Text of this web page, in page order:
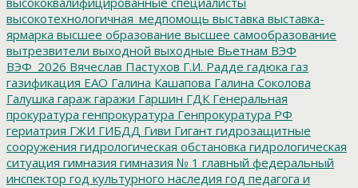
высокотехнологичная_медпомощь выставка выставка-
ярмарка высшее образование высшее самообразование
вытрезвители выходной выходные Вьетнам ВЭФ
ВЭФ_2026 Вячеслав Пастухов Г.И. Радде гадюка газ
газификация ЕАО Галина Кашапова Галина Соколова
Галушка гараж гаражи Гаршин ГДКГенеральная
прокуратура генпрокуратура Генпрокуратура РФ
гериатрия ГЖИ ГИБДД Гиви Гигант гидрозащитные
сооружения гидрологическая обстановка гидрологическая
ситуация гимназия гимназия № 1 главный федеральный
инспектор год культурного наследия год педагога и